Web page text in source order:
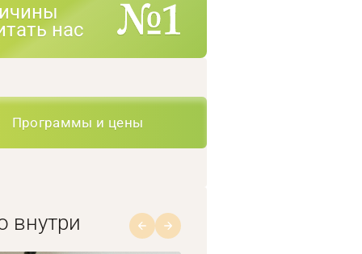
нас
Программы и цены
внутри